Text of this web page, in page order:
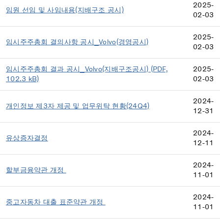
임원 선임 및 사임내용(지배구조 공시)
2025-
02-03
임시주주총회 결의사항 공시_Volvo(경영공시)
2025-
02-03
임시주주총회 결과 공시_Volvo(지배구조공시) (PDF,
102.3 kB)
2025-
02-03
개인정보 제3자 제공 및 업무위탁 현황(24Q4)
2024-
12-31
유상증자결정
2024-
12-11
할부금융약관 개정
2024-
11-01
중고자동차 대출 표준약관 개정
2024-
11-01